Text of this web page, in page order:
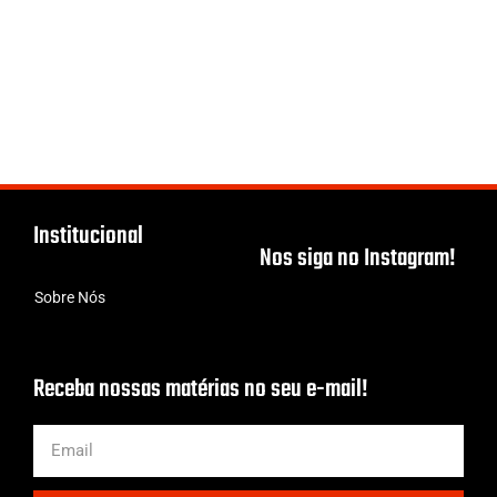
Institucional
Sobre Nós
Nos siga no Instagram!
Receba nossas matérias no seu e-mail!